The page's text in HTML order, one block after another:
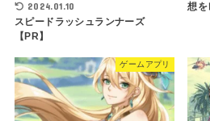
2024.01.10
スピードラッシュランナーズ
【PR】
想を
ゲームアプリ